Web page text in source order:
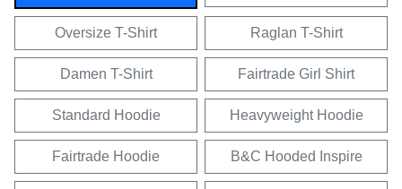
Oversize T-Shirt Raglan T-Shirt
Damen T-Shirt Fairtrade Girl Shirt
Standard Hoodie Heavyweight Hoodie
Fairtrade Hoodie B&C Hooded Inspire